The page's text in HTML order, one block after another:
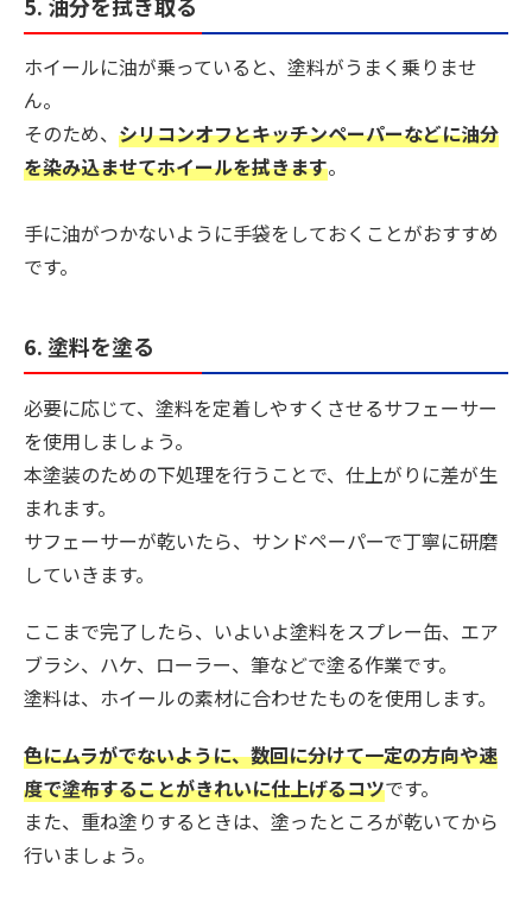
ホイールに油が乗っていると、塗料がうまく乗りませ
ん。
そのため、 シリコンオフとキッチンペーパーなどに油分
を染み込ませてホイールを拭きます。
手に油がつかないように手袋をしておくことがおすすめ
です。
6. 塗料を塗る
必要に応じて、塗料を定着しやすくさせるサフェーサー
を使用しましょう。
本塗装のための下処理を行うことで、仕上がりに差が生
まれます。
サフェーサーが乾いたら、サンドペーパーで丁寧に研磨
していきます。
ここまで完了したら、いよいよ塗料をスプレー缶、エア
ブラシ、ハケ、ローラー、筆などで塗る作業です。
塗料は、ホイールの素材に合わせたものを使用します。
色にムラがでないように、数回に分けて一定の方向や速
度で塗布することがきれいに仕上げるコツです。
また、重ね塗りするときは、塗ったところが乾いてから
行いましょう。